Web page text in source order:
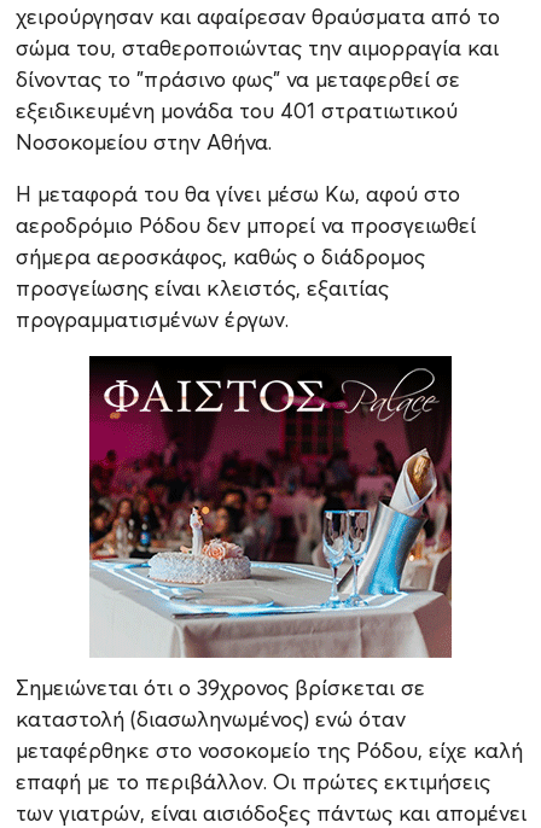
χειρούργησαν και αφαίρεσαν θραύσματα από το
σώμα του, σταθεροποιώντας την αιμορραγία και
δίνοντας το "πράσινο φως" να μεταφερθεί σε
εξειδικευμένη μονάδα του 401 στρατιωτικού
Νοσοκομείου στην Αθήνα.
Η μεταφορά του θα γίνει μέσω Κω, αφού στο
αεροδρόμιο Ρόδου δεν μπορεί να προσγειωθεί
σήμερα αεροσκάφος, καθώς ο διάδρομος
προσγείωσης είναι κλειστός, εξαιτίας
προγραμματισμένων έργων.
Σημειώνεται ότι ο 39χρονος βρίσκεται σε
καταστολή (διασωληνωμένος) ενώ όταν
μεταφέρθηκε στο νοσοκομείο της Ρόδου, είχε καλή
επαφή με το περιβάλλον. Οι πρώτες εκτιμήσεις
των γιατρών, είναι αισιόδοξες πάντως και απομένει